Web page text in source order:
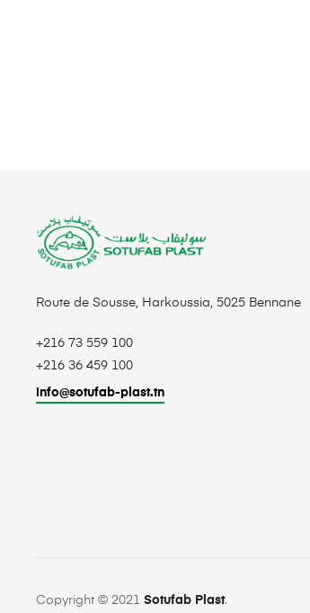
Route de Sousse, Harkoussia, 5025 Bennane
+216 73 559 100
+216 36 459 100
info@sotufab-plast.tn
Copyright © 2021 Sotufab Plast.